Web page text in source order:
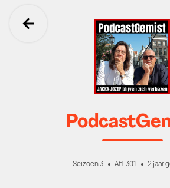
Ga terug
Seizoen 3 Afl. 301 2 jaar